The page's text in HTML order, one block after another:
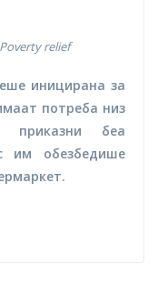
Poverty relief
иницирана за
потреба низ
приказни беа
им обезбедише